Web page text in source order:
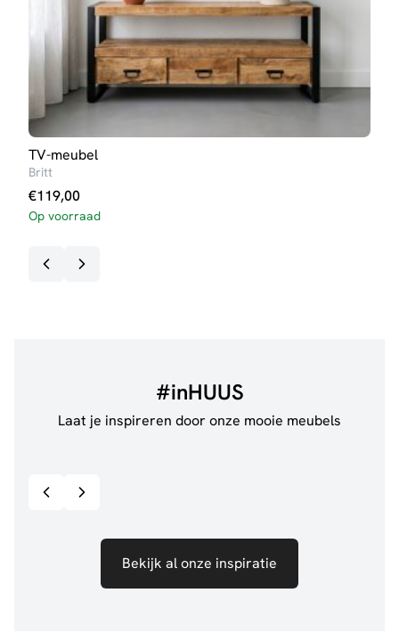
TV-meubel
Britt
€119,00
Op voorraad
#inHUUS
Laat je inspireren door onze mooie meubels
Bekijk al onze inspiratie